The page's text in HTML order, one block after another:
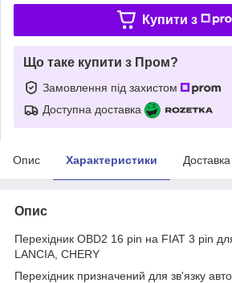
Купити з
Що таке купити з Пром?
Замовлення під захистом
Доступна доставка
Опис Характеристики Доставка
Опис
Перехідник OBD2 16 pin на FIAT 3 pin
LANCIA, CHERY
Перехідник призначений для зв'язку